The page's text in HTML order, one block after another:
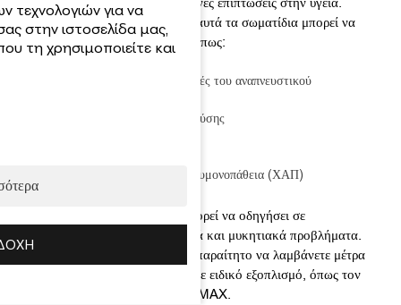
Μακροπρόθεσμα, η έκθεση σε αυτά τα σωματίδια μπορεί να
προκαλέσει χρόνιες παθήσεις, όπως:
Ερεθισμούς και φλεγμονές του αναπνευστικού
Βρογχίτιδα αλλεργικής φύσης
Χρόνια αποφρακτική πνευμονοπάθεια (ΧΑΠ)
Επιπλέον, η συνεχής επαφή μπορεί να οδηγήσει σε
δερματολογικά, οφθαλμολογικά και μυκητιακά προβλήματα.
Για την προστασία σας, είναι απαραίτητο να λαμβάνετε μέτρα
πρόληψης και να χρησιμοποιείτε ειδικό εξοπλισμό, όπως τον
απορροφητήρα Style Pro SHEMAX.
τεχνολογιών για να
στην ιστοσελίδα μας,
τη χρησιμοποιείτε και